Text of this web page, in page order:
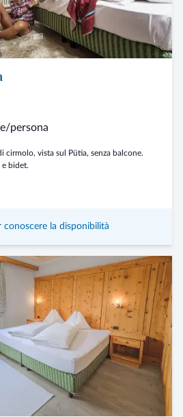
persona
cirmolo, vista sul Pütia, senza balcone.
bidet.
conoscere la disponibilità